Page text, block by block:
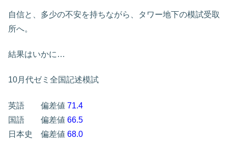
自信と、多少の不安を持ちながら、タワー地下の模試受取
所へ。
結果はいかに…
10月代ゼミ全国記述模試
英語 偏差値 71.4
国語 偏差値 66.5
日本史 偏差値 68.0